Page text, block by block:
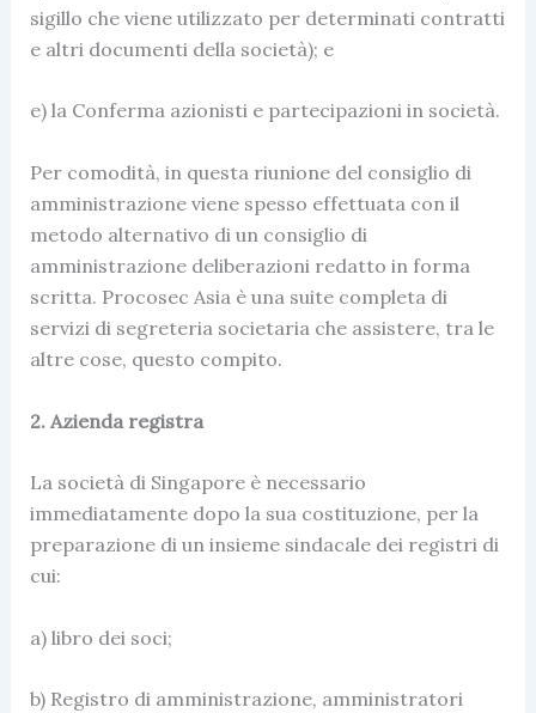
sigillo che viene utilizzato per determinati contratti
e altri documenti della società); e
e) la Conferma azionisti e partecipazioni in società.
Per comodità, in questa riunione del consiglio di
amministrazione viene spesso effettuata con il
metodo alternativo di un consiglio di
amministrazione deliberazioni redatto in forma
scritta. Procosec Asia è una suite completa di
servizi di segreteria societaria che assistere, tra le
altre cose, questo compito.
2. Azienda registra
La società di Singapore è necessario
immediatamente dopo la sua costituzione, per la
preparazione di un insieme sindacale dei registri di
cui:
a) libro dei soci;
b) Registro di amministrazione, amministratori